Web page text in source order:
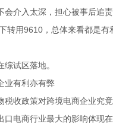
会介入太深，担心被事后追
转用9610，总体来看都是
试区落地。
业有利亦有弊
收政策对跨境电商企业究
电商行业最大的影响体现